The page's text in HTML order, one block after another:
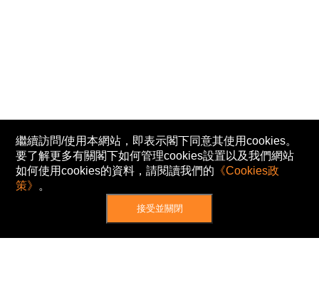
繼續訪問/使用本網站，即表示閣下同意其使用cookies。
要了解更多有關閣下如何管理cookies設置以及我們網站
如何使用cookies的資料，請閱讀我們的 《Cookies政
策》 。
接受並關閉